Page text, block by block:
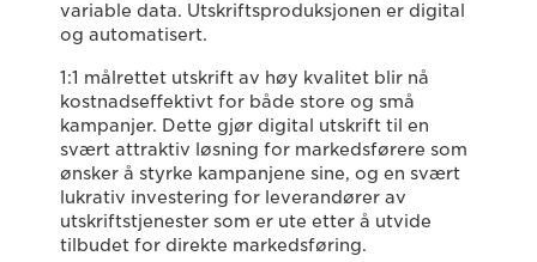
variable data. Utskriftsproduksjonen er digital
og automatisert.
1:1 målrettet utskrift av høy kvalitet blir nå
kostnadseffektivt for både store og små
kampanjer. Dette gjør digital utskrift til en
svært attraktiv løsning for markedsførere som
ønsker å styrke kampanjene sine, og en svært
lukrativ investering for leverandører av
utskriftstjenester som er ute etter å utvide
tilbudet for direkte markedsføring.